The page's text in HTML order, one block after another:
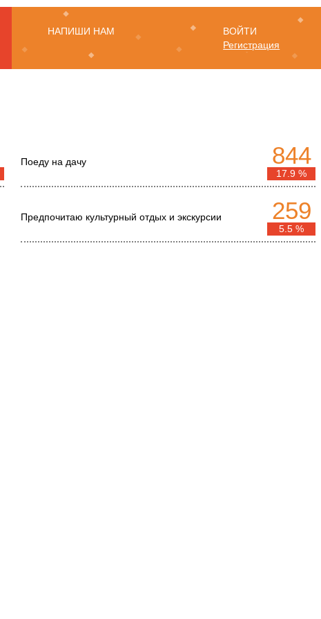
НАПИШИ НАМ
ВОЙТИ
Регистрация
Поеду на дачу 844
17.9 %
Предпочитаю культурный отдых и экскурсии 259
5.5 %